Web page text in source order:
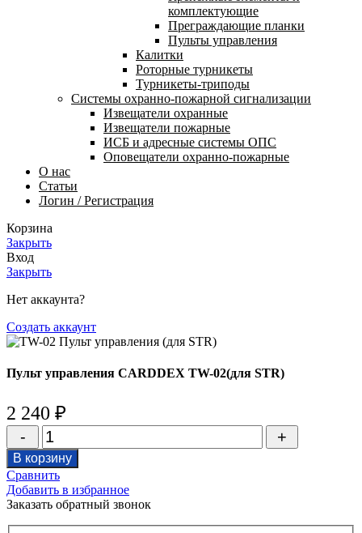
комплектующие
Преграждающие планки
Пульты управления
Калитки
Роторные турникеты
Турникеты-триподы
Системы охранно-пожарной сигнализации
Извещатели охранные
Извещатели пожарные
ИСБ и адресные системы ОПС
Оповещатели охранно-пожарные
О нас
Статьи
Логин / Регистрация
Корзина
Закрыть
Вход
Закрыть
Нет аккаунта?
Создать аккаунт
Пульт управления CARDDEX TW-02(для STR)
2 240 ₽
Количество
товара
Пульт
управления
CARDDEX
TW-
В корзину
Сравнить
Добавить в избранное
Заказать обратный звонок